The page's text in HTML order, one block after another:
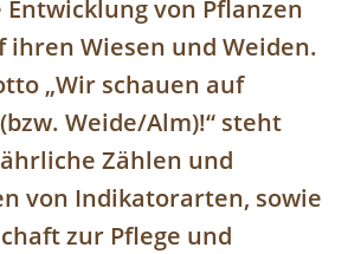
von Pflanzen
ihren Wiesen und Weiden.
„Wir schauen auf
Weide/Alm)!“ steht
Zählen und
von Indikatorarten, sowie
zur Pflege und